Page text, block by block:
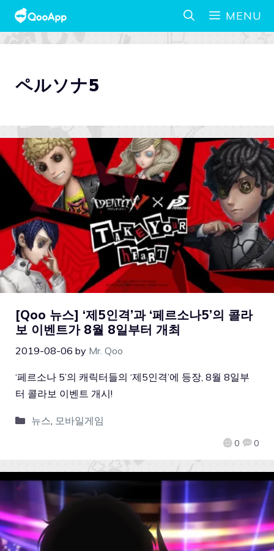
MENU
ペルソナ5
[Qoo 뉴스] ‘제5인격’과 ‘페르소나5’의 콜라
보 이벤트가 8월 8일부터 개최
2019-08-06 by Mr. Qoo
0 0
‘페르소나 5’의 캐릭터들의 ‘제5인격’에 등장, 8월 8일부
터 콜라보 이벤트 개시!
뉴스, 모바일게임